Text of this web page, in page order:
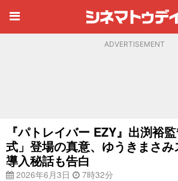
ADVERTISEMENT
『パトレイバー EZY』出渕裕
式」登場の真意、ゆうきまさ
導入秘話も告白
2026年6月3日
7時32分